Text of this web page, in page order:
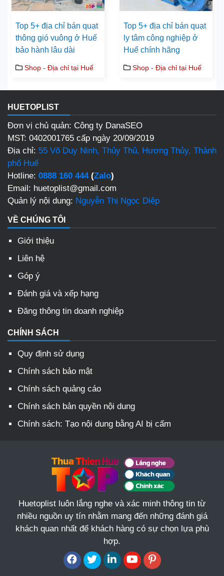
Top 5+ địa chỉ bán quạt
thông gió vuông ở Huế
bảo hành lâu dài
Shop - Địa chỉ tại Huế
Top 5+ địa chỉ bán quạt
ly tâm công nghiệp ở
Huế chính hãng
Shop - Địa chỉ tại Huế
HUETOPLIST
Đơn vị chủ quản: Công ty DanaSEO
MST: 0402001765 cấp ngày 20/09/2019
Địa chỉ: 55 Võ Duy Ninh, Thủy Thủ, Hương Thủy, Thành
phố Huế
Hotline: 0888 160 444(Zalo)
Email: huetoplist@gmail.com
Quản lý nội dung: Nguyễn Thị Ngọc Diệp
VỀ CHÚNG TÔI
Giới thiệu
Liên hệ
Góp ý
Đánh giá và xếp hạng
Đăng thông tin doanh nghiệp
CHÍNH SÁCH
Quy định sử dụng
Chính sách bảo mật
Chính sách quảng cáo
Chính sách bản quyền nội dung
Chính sách: Tạo nội dung bằng AI bị cấm
Huetoplist luôn lắng nghe và xác minh thông tin từ
nhiều nguồn uy tín nhằm mang đến những đánh giá
khách quan nhất để khách hàng có sự chọn lựa phù
hợp.